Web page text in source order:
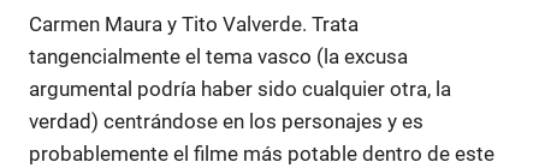
Carmen Maura y Tito Valverde. Trata
tangencialmente el tema vasco (la excusa
argumental podría haber sido cualquier otra, la
verdad) centrándose en los personajes y es
probablemente el filme más potable dentro de este